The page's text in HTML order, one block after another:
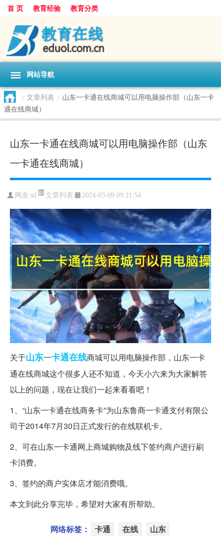
首 页 教育经验 教育分类
网站导航
> 文章列表 > 山东一卡通在线商城可以用电脑操作部（山东一卡
通在线商城）
山东一卡通在线商城可以用电脑操作部（山东
一卡通在线商城）
网友:sd 文章列表 2024-03-09 09:21:54
关于山东一卡通在线商城可以用电脑操作部，山东一卡
通在线商城这个很多人还不知道，今天小六来为大家解答
以上的问题，现在让我们一起来看看吧！
1、“山东一卡通在线商务卡”为山东鲁商一卡通支付有限公
司于2014年7月30日正式发行的在线联机卡。
2、可在山东一卡通网上商城购物及线下签约商户进行刷
卡消费。
3、签约的商户实体店才能消费哦。
本文到此分享完毕，希望对大家有所帮助。
网络标签： 卡通 在线 山东